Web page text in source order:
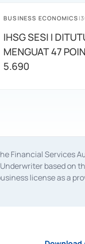
BUSINESS ECONOMICS|
IHSG SESI I
MENGUAT 47
5.690
Financial Services
based
license as a
67/PM.21/2014